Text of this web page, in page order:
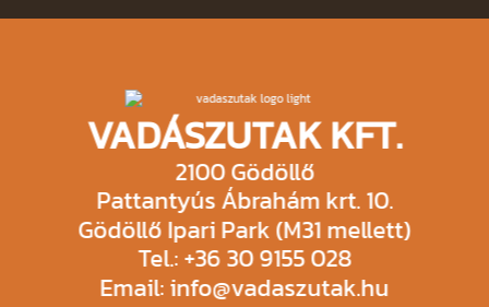
VADÁSZUTAK KFT.
2100 Gödöllő
Pattantyús Ábrahám krt. 10.
Gödöllő Ipari Park (M31 mellett)
Tel.: +36 30 9155 028
Email: info@vadaszutak.hu